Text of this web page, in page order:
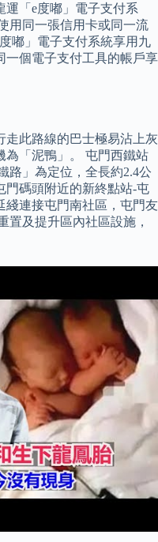
「e度嘟」電子支付系
用同一張信用卡或同一流
嘟」電子支付系統享用九
一個電子支付工具的帳戶享
走此路線的巴士極易沾上灰
為「泥鴨」。 屯門西鐵站
路」為定位，全長約2.4公
門碼頭附近的新終點站-屯
綫連接屯門南社區，屯門友
置及提升區內社區設施，